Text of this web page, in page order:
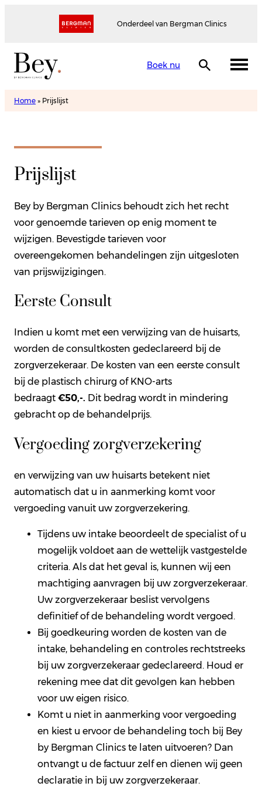
Onderdeel van Bergman Clinics
Boek nu
Home » Prijslijst
Prijslijst
Bey by Bergman Clinics behoudt zich het recht
voor genoemde tarieven op enig moment te
wijzigen. Bevestigde tarieven voor
overeengekomen behandelingen zijn uitgesloten
van prijswijzigingen.
Eerste Consult
Indien u komt met een verwijzing van de huisarts,
worden de consultkosten gedeclareerd bij de
zorgverzekeraar. De kosten van een eerste consult
bij de plastisch chirurg of KNO-arts
bedraagt €50,-. Dit bedrag wordt in mindering
gebracht op de behandelprijs.
Vergoeding zorgverzekering
en verwijzing van uw huisarts betekent niet
automatisch dat u in aanmerking komt voor
vergoeding vanuit uw zorgverzekering.
Tijdens uw intake beoordeelt de specialist of u
mogelijk voldoet aan de wettelijk vastgestelde
criteria. Als dat het geval is, kunnen wij een
machtiging aanvragen bij uw zorgverzekeraar.
Uw zorgverzekeraar beslist vervolgens
definitief of de behandeling wordt vergoed.
Bij goedkeuring worden de kosten van de
intake, behandeling en controles rechtstreeks
bij uw zorgverzekeraar gedeclareerd. Houd er
rekening mee dat dit gevolgen kan hebben
voor uw eigen risico.
Komt u niet in aanmerking voor vergoeding
en kiest u ervoor de behandeling toch bij Bey
by Bergman Clinics te laten uitvoeren? Dan
ontvangt u de factuur zelf en dienen wij geen
declaratie in bij uw zorgverzekeraar.